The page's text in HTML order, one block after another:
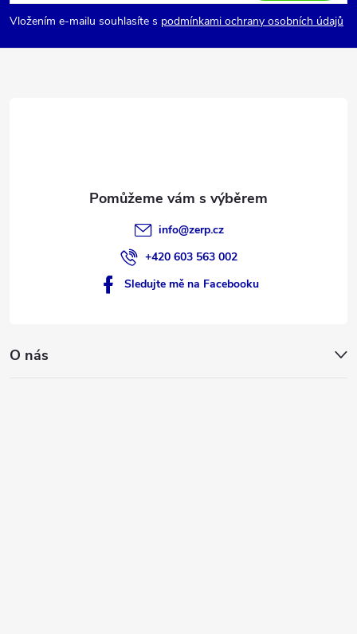
p
a
Vložením e-mailu souhlasíte s podmínkami ochrany osobních údajů
info@zerp.cz
+420 603 563 002
Sledujte mě na Facebooku
O nás